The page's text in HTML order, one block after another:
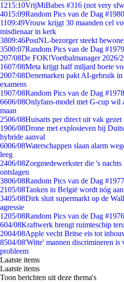
1215:10VrijMiBabes #316 (not very
4015:09Random Pics van de Dag #1980
1109:49Vrouw krijgt 30 maanden cel
misdienaar in kerk
3809:46PostNL-bezorger steekt
3500:07Random Pics van de Dag #1979
207/08De FOK!Voetbalmanager 2026/
1607/08Meta krijgt half miljard boete
2007/08Denemarken pakt AI-gebruik
examens
1907/08Random Pics van de Dag #1978
6606/08Onlyfans-model met G-cup wil
maan
2506/08Huisarts per direct uit vak
1906/08Drone met explosieven bij
hybride aanval
6006/08Waterschappen slaan alarm
leeg
2406/08Zorgmedewerkster die 's
ontslagen
3806/08Random Pics van de Dag #1977
2105/08Tanken in België wordt nóg
3405/08Dirk sluit supermarkt op de
agressie
1205/08Random Pics van de Dag #1976
604/08Kraftwerk brengt ruimteschip
2004/08Apple vecht Britse eis tot
8504/08'Witte' mannen discrimineren is
probleem
Laatste items
Laatste items
Toon berichten uit deze thema's